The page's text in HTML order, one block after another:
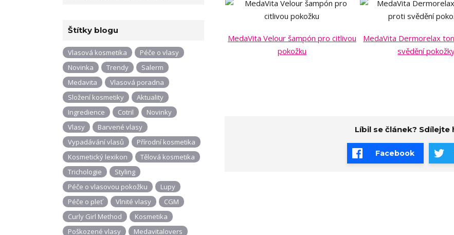
Štítky blogu
Vlasová kosmetika
Péče o vlasy
Novinka
Trendy
Salerm
Medavita
Vlasová poradna
Složení kosmetiky
Aktuality
Ingredience
Cotril
Novinky
Vlasy
Barvené vlasy
Vypadávání vlasů
Přírodní kosmetika
Kosmetický lexikon
Tělová kosmetika
Trichologie
Styling
Péče o vlasovou pokožku
Lupy
Péče o pleť
Vlnité vlasy
CGM
Curly Girl Method
Kosmetika
Poškozené vlasy
Medavitalovers
MedaVita Velour šampón pro citlivou
pokožku
MedaVita Dermorelax
svědění
Líbil se článek? Sdílejte
Facebook